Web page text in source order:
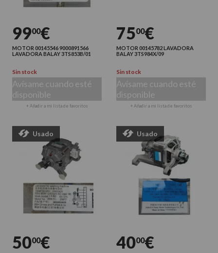
9900€
MOTOR 00145546 9000891566
LAVADORA BALAY 3TS853B/01
Sin stock
Avísame cuando esté
disponible
+ Añadir a mi lista de favoritos
7500€
MOTOR 00145782 LAVADORA
BALAY 3TS984X/09
Sin stock
Avísame cuando esté
disponible
+ Añadir a mi lista de favoritos
Usado
5000€
Usado
4000€